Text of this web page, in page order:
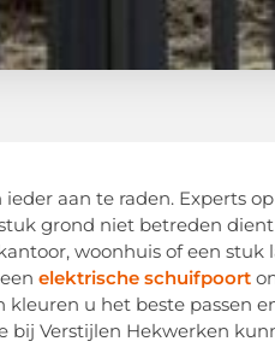
aan te raden. Experts
grond niet betreden
woonhuis of een stuk
elektrische schuifpoort
u het beste passen
bij Verstijlen Hekwerken